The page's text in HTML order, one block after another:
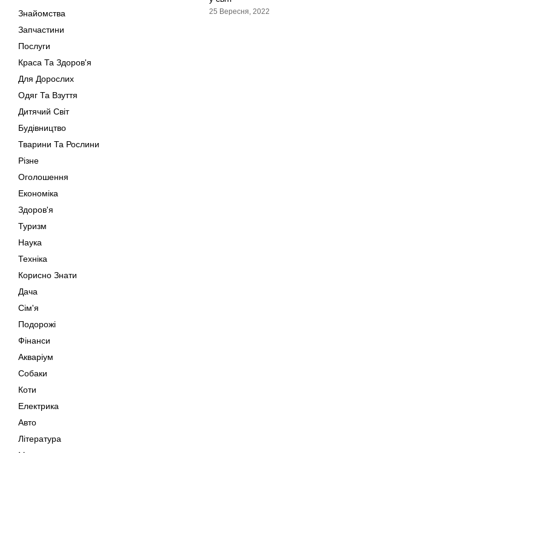
Знайомства
Запчастини
Послуги
Краса Та Здоров'я
Для Дорослих
Одяг Та Взуття
Дитячий Світ
Будівництво
Тварини Та Рослини
Різне
Оголошення
Економіка
Здоров'я
Туризм
Наука
Техніка
Корисно Знати
Дача
Сім'я
Подорожі
Фінанси
Акваріум
Собаки
Коти
Електрика
Авто
Література
Музика
25 Вересня, 2022